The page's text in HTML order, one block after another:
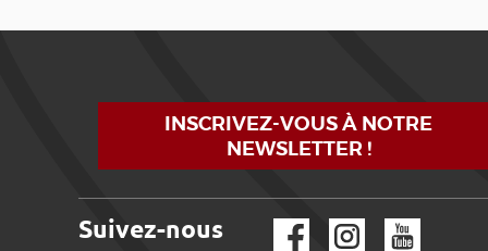
INSCRIVEZ-VOUS À NOTRE
NEWSLETTER !
Suivez-nous